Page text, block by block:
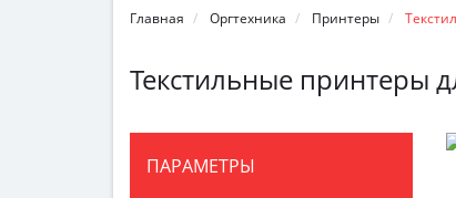
Главная Оргтехника Принтеры
Текстильные принтеры
ПАРАМЕТРЫ